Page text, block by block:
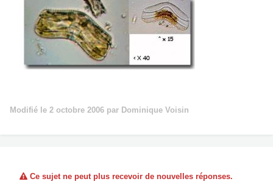
Modifié le 2 octobre 2006 par Dominique Voisin
Ce sujet ne peut plus recevoir de nouvelles réponses.